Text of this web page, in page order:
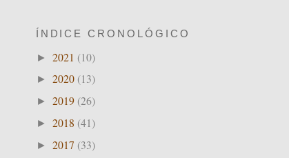
ÍNDICE CRONOLÓGICO
► 2021 (10)
► 2020 (13)
► 2019 (26)
► 2018 (41)
► 2017 (33)